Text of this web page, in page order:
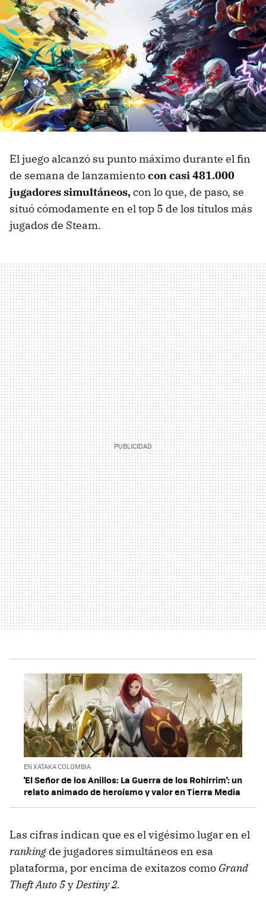
El juego alcanzó su punto máximo durante el fin
de semana de lanzamientocon casi 481.000
jugadores simultáneos,con lo que, de paso, se
situó cómodamente en el top 5 de los títulos más
jugados de Steam.
EN XATAKA COLOMBIA
'El Señor de los Anillos: La Guerra de los Rohirrim': un
relato animado de heroísmo y valor en Tierra Media
Las cifras indican que es el vigésimo lugar en el
ranking de jugadores simultáneos en esa
plataforma, por encima de exitazos como Grand
Theft Auto 5yDestiny 2.